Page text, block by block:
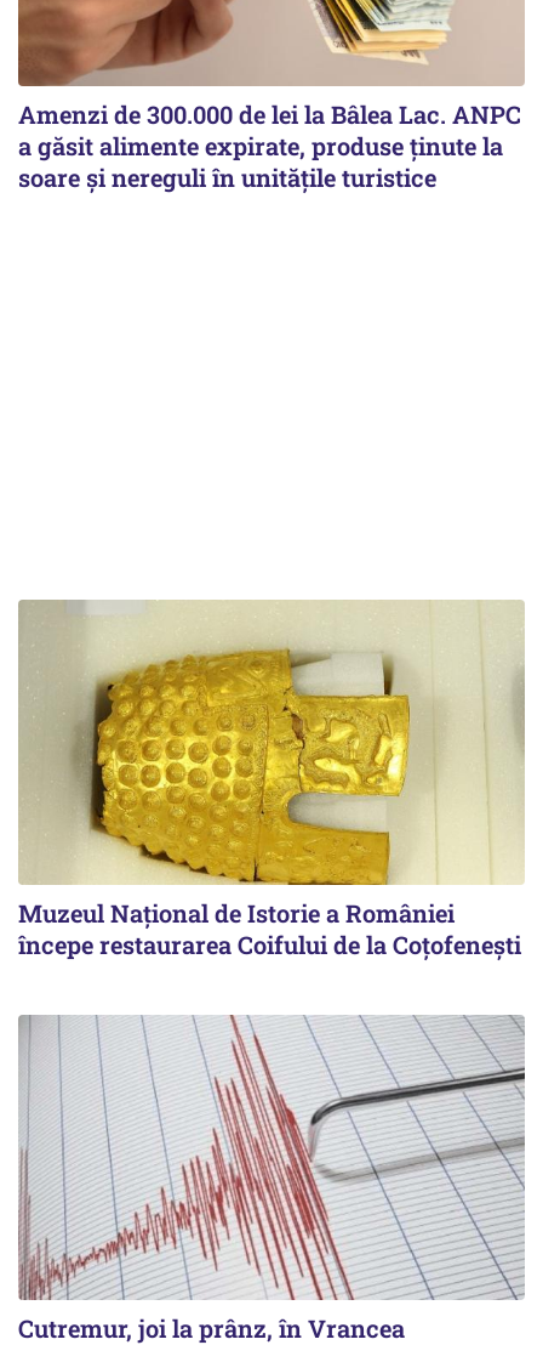
Amenzi de 300.000 de lei la Bâlea Lac. ANPC
a găsit alimente expirate, produse ținute la
soare și nereguli în unitățile turistice
Muzeul Național de Istorie a României
începe restaurarea Coifului de la Coțofenești
Cutremur, joi la prânz, în Vrancea